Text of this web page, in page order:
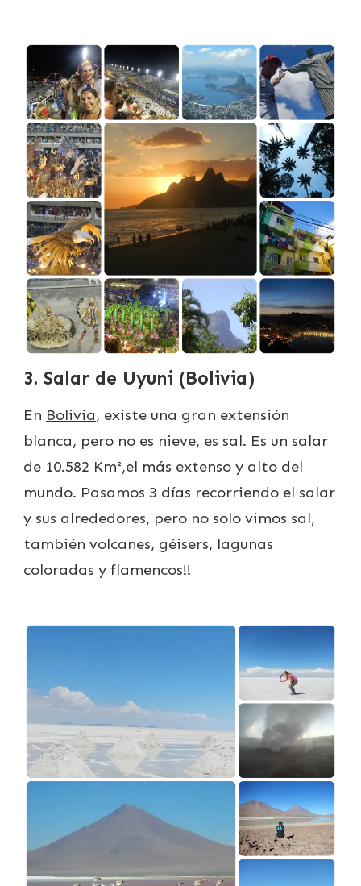
3. Salar de Uyuni (Bolivia)
En Bolivia, existe una gran extensión
blanca, pero no es nieve, es sal. Es un salar
de 10.582 Km²,el más extenso y alto del
mundo. Pasamos 3 días recorriendo el salar
y sus alrededores, pero no solo vimos sal,
también volcanes, géisers, lagunas
coloradas y flamencos!!